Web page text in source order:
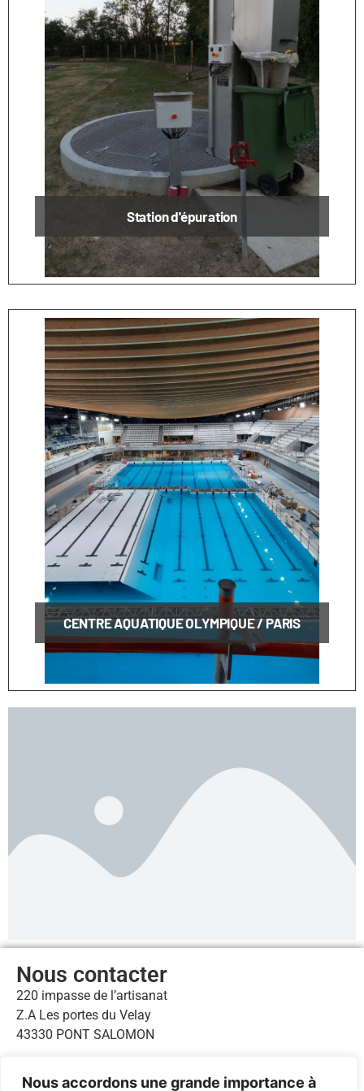
Nous accordons une grande importance à
Station d'épuration
CENTRE AQUATIQUE OLYMPIQUE / PARIS
Nous contacter
220 impasse de l’artisanat
Z.A Les portes du Velay
43330 PONT SALOMON